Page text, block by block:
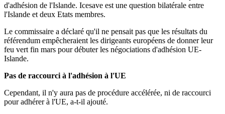
d'adhésion de l'Islande. Icesave est une question bilatérale entre
l'Islande et deux Etats membres.
Le commissaire a déclaré qu'il ne pensait pas que les résultats du
référendum empêcheraient les dirigeants européens de donner leur
feu vert fin mars pour débuter les négociations d'adhésion UE-
Islande.
Pas de raccourci à l'adhésion à l'UE
Cependant, il n'y aura pas de procédure accélérée, ni de raccourci
pour adhérer à l'UE, a-t-il ajouté.